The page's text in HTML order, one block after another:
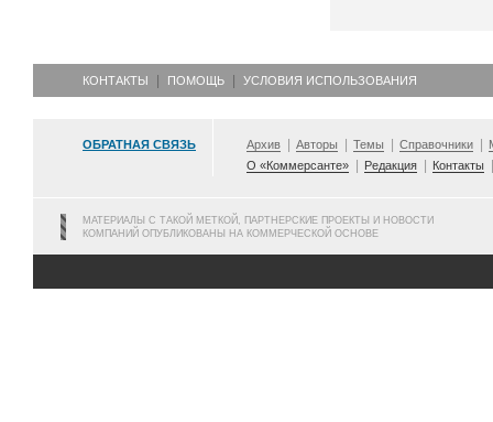
КОНТАКТЫ ПОМОЩЬ УСЛОВИЯ ИСПОЛЬЗОВАНИЯ
ОБРАТНАЯ СВЯЗЬ Архив Авторы Темы Справочники
О «Коммерсанте»
Редакция Контакты
МАТЕРИАЛЫ С ТАКОЙ МЕТКОЙ, ПАРТНЕРСКИЕ ПРОЕКТЫ И НОВОСТИ
КОМПАНИЙ ОПУБЛИКОВАНЫ НА КОММЕРЧЕСКОЙ ОСНОВЕ